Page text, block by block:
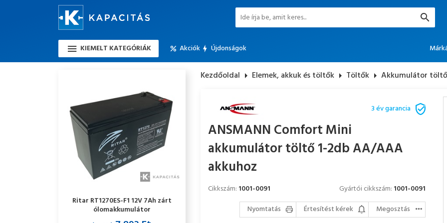
KIEMELT KATEGÓRIÁK Akciók Újdonságok
Ritar RT1270ES-F1 12V 7Ah zárt
ólomakkumulátor
Kezdőoldal arrow_right Elemek, akkuk és töltők arrow_right Töltők arrow_right Akkumulátor
3 év garancia
ANSMANN Comfort Mini
akkumulátor töltő 1-2db AA/AAA
akkuhoz
Cikkszám: 1001-0091 Gyártói cikkszám: 1001-0091
Nyomtatás
Értesítést kérek
Megosztás